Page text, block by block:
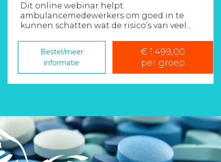
Dit online webinar helpt
ambulancemedewerkers om goed in te
kunnen schatten wat de risico’s van veel...
Bestel/meer
informatie
€ 1.499,00
per groep